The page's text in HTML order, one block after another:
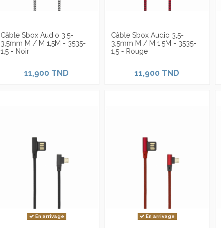
Câble Sbox Audio 3,5-
3,5mm M / M 1,5M - 3535-
1,5 - Noir
11,900 TND
Câble Sbox Audio 3,5-
3,5mm M / M 1,5M - 3535-
1,5 - Rouge
11,900 TND
En arrivage En arrivage